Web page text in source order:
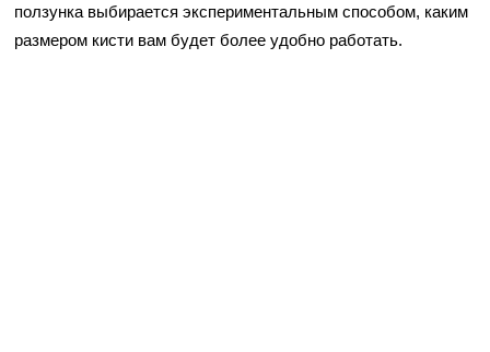
ползунка выбирается экспериментальным способом, каким
размером кисти вам будет более удобно работать.